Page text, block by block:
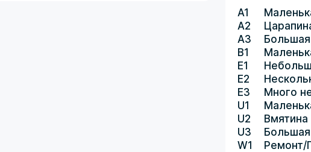
A1
A2
A3
B1
E1
E2
E3
Много
U1
U2
Вмятина
U3
W1
Ремонт/